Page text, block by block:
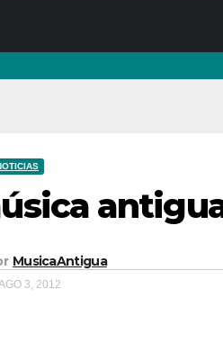
MusicaAntigua
3, 2012